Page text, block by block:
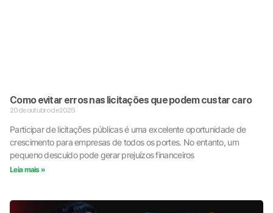
Como evitar erros nas licitações que podem custar caro
20 de outubro de 2025
Participar de licitações públicas é uma excelente oportunidade de
crescimento para empresas de todos os portes. No entanto, um
pequeno descuido pode gerar prejuízos financeiros
Leia mais »